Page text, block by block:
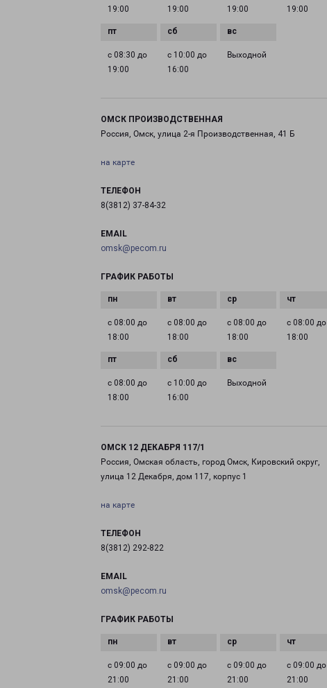
19:00
19:00
19:00
19:00
с 08:30 до
19:00
с 10:00 до
16:00
Выходной
ОМСК ПРОИЗВОДСТВЕННАЯ
Россия, Омск, улица 2-я Производственная, 41 Б
на карте
ТЕЛЕФОН
8(3812) 37-84-32
EMAIL
omsk@pecom.ru
ГРАФИК РАБОТЫ
с 08:00 до
18:00
с 08:00 до
18:00
с 08:00 до
18:00
с 08:00 до
18:00
с 08:00 до
18:00
с 10:00 до
16:00
Выходной
ОМСК 12 ДЕКАБРЯ 117/1
Россия, Омская область, город Омск, Кировский округ,
улица 12 Декабря, дом 117, корпус 1
на карте
ТЕЛЕФОН
8(3812) 292-822
EMAIL
omsk@pecom.ru
ГРАФИК РАБОТЫ
с 09:00 до
21:00
с 09:00 до
21:00
с 09:00 до
21:00
с 09:00 до
21:00